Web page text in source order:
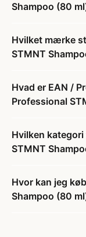
Shampoo (80
Hvilket mærke
STMNT
Hvad er EAN /
Professional
Hvilken
STMNT
Hvor kan jeg
Shampoo (80